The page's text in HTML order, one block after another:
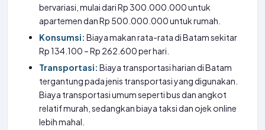
bervariasi, mulai dari Rp 300.000.000 untuk
apartemen dan Rp 500.000.000 untuk rumah.
Konsumsi: Biaya makan rata-rata di Batam sekitar
Rp 134.100 – Rp 262.600 per hari.
Transportasi: Biaya transportasi harian di Batam
tergantung pada jenis transportasi yang digunakan.
Biaya transportasi umum seperti bus dan angkot
relatif murah, sedangkan biaya taksi dan ojek online
lebih mahal.